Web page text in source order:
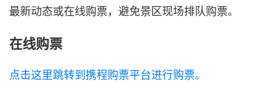
最新动态或在线购票，避免景区现场排队购票。
在线购票
点击这里跳转到携程购票平台进行购票。